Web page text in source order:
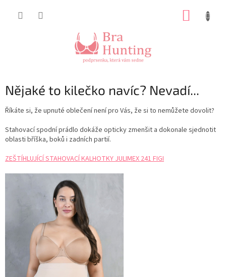
Nějaké to kilečko navíc? Nevadí...
Říkáte si, že upnuté oblečení není pro Vás, že si to nemůžete dovolit?
Stahovací spodní prádlo dokáže opticky zmenšit a dokonale sjednotit
oblasti bříška, boků i zadních partií.
ZEŠTÍHLUJÍCÍ STAHOVACÍ KALHOTKY JULIMEX 241 FIGI